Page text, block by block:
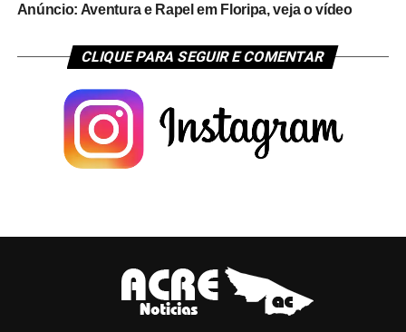
Anúncio: Aventura e Rapel em Floripa, veja o vídeo
CLIQUE PARA SEGUIR E COMENTAR